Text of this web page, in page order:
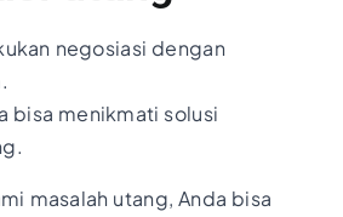
negosiasi dengan
bisa menikmati solusi
masalah utang, Anda bisa